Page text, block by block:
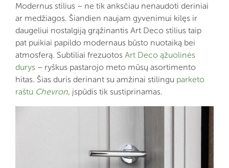
Modernus stilius – ne tik anksčiau nenaudoti deriniai
ar medžiagos. Šiandien naujam gyvenimui kilęs ir
daugeliui nostalgiją grąžinantis Art Deco stilius taip
pat puikiai papildo modernaus būsto nuotaiką bei
atmosferą. Subtiliai frezuotos Art Deco ąžuolinės
durys – ryškus pastarojo meto mūsų asortimento
hitas. Šias duris derinant su amžinai stilingu parketo
raštu Chevron, įspūdis tik sustiprinamas.